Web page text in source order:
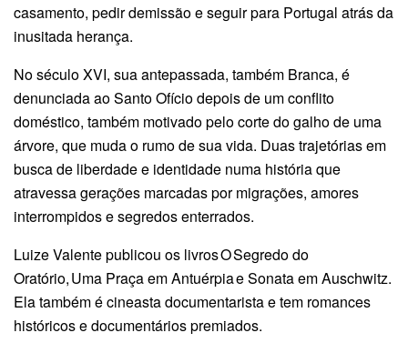
casamento, pedir demissão e seguir para Portugal atrás da
inusitada herança.
No século XVI, sua antepassada, também Branca, é
denunciada ao Santo Ofício depois de um conflito
doméstico, também motivado pelo corte do galho de uma
árvore, que muda o rumo de sua vida. Duas trajetórias em
busca de liberdade e identidade numa história que
atravessa gerações marcadas por migrações, amores
interrompidos e segredos enterrados.
Luize Valente publicou os livros O Segredo do
Oratório, Uma Praça em Antuérpia e Sonata em Auschwitz.
Ela também é cineasta documentarista e tem romances
históricos e documentários premiados.